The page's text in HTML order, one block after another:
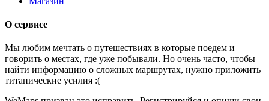
О сервисе
Мы любим мечтать о путешествиях в которые поедем и
говорить о местах, где уже побывали. Но очень часто, чтобы
найти информацию о сложных маршрутах, нужно приложить
титанические усилия :(